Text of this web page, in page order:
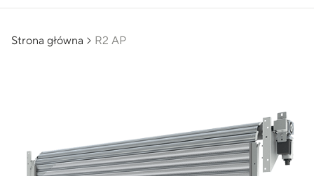
Strona główna R2 AP